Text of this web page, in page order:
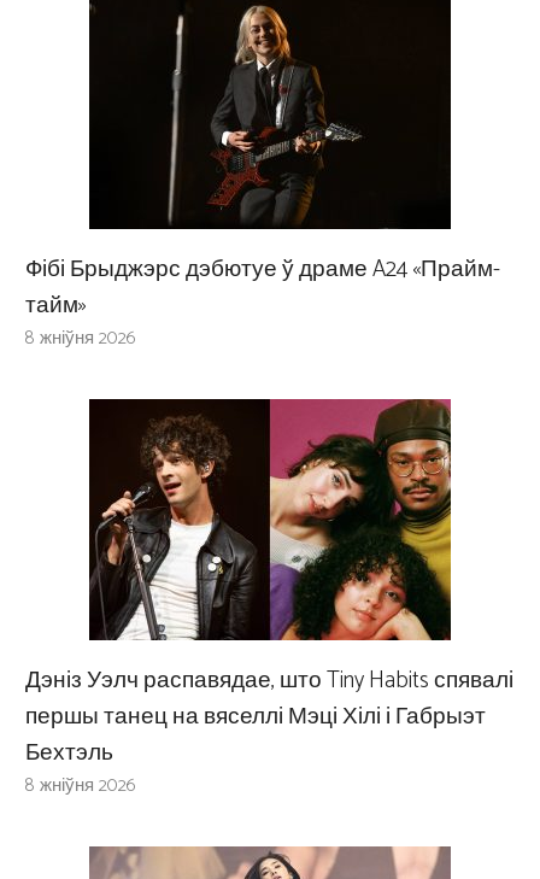
Фібі Брыджэрс дэбютуе ў драме A24 «Прайм-
тайм»
8 жніўня 2026
Дэніз Уэлч распавядае, што Tiny Habits спявалі
першы танец на вяселлі Мэці Хілі і Габрыэт
Бехтэль
8 жніўня 2026